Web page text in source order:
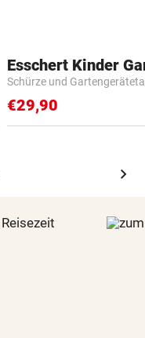
Schürze und
€29,90
chevron_right